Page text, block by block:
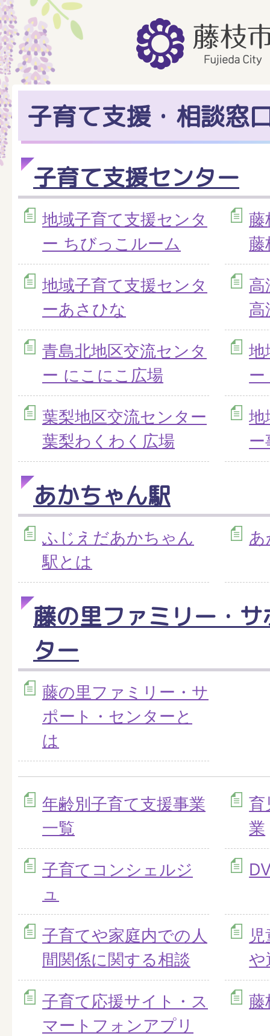
子育て支援・相談窓
子育て支援センター
地域子育て支援センタ
ー ちびっこルーム
藤
藤
地域子育て支援センタ
ーあさひな
高
高
青島北地区交流センタ
ー にこにこ広場
地
葉梨地区交流センター
葉梨わくわく広場
地
ー
あかちゃん駅
ふじえだあかちゃん
駅とは
あ
藤の里ファミリー・
ター
藤の里ファミリー・サ
ポート・センターと
は
年齢別子育て支援事業
一覧
育
業
子育てコンシェルジ
ュ
子育てや家庭内での人
間関係に関する相談
や
子育て応援サイト・ス
マートフォンアプリ
藤